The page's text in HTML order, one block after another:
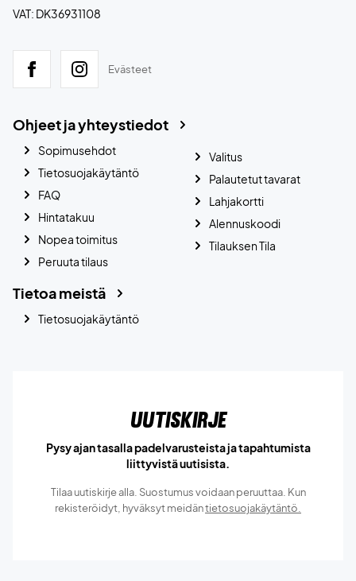
VAT: DK36931108
Evästeet
Ohjeet ja yhteystiedot
Sopimusehdot
Tietosuojakäytäntö
FAQ
Hintatakuu
Nopea toimitus
Peruuta tilaus
Valitus
Palautetut tavarat
Lahjakortti
Alennuskoodi
Tilauksen Tila
Tietoa meistä
Tietosuojakäytäntö
Uutiskirje
Pysy ajan tasalla padelvarusteista ja tapahtumista
liittyvistä uutisista.
Tilaa uutiskirje alla. Suostumus voidaan peruuttaa. Kun
rekisteröidyt, hyväksyt meidäntietosuojakäytäntö.